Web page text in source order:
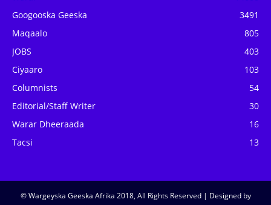
Googooska Geeska
3491
Maqaalo
805
JOBS
403
Ciyaaro
103
Columnists
54
Editorial/Staff Writer
30
Warar Dheeraada
16
Tacsi
13
© Wargeyska Geeska Afrika 2018, All Rights Reserved | Designed by